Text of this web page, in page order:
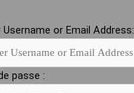
Username or Email Address:
passe :